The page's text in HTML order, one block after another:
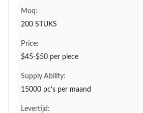
Moq:
200 STUKS
Price:
$45-$50 per piece
Supply Ability:
15000 pc's per maand
Levertijd: